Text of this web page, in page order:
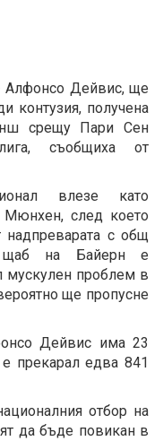
Алфонсо Дейвис, ще
контузия, получена
срещу Пари Сен
съобщиха от
влезе като
Мюнхен, след което
надпреварата с общ
щаб на Байерн е
мускулен проблем в
ще пропусне
Дейвис има 23
прекарал едва 841
отбор на
да бъде повикан в